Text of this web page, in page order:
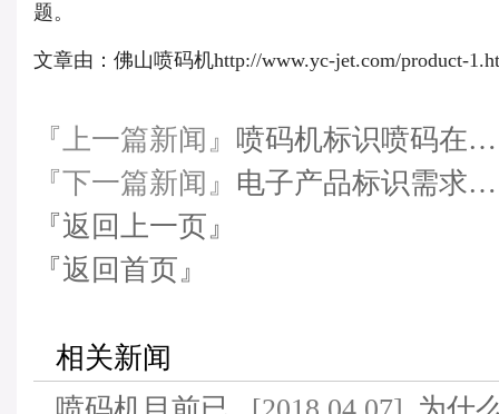
题。
文章由：佛山喷码机http://www.yc-jet.com/product-
『上一篇新闻』 喷码机标识喷码在…
『下一篇新闻』 电子产品标识需求…
『返回上一页』
『返回首页』
相关新闻